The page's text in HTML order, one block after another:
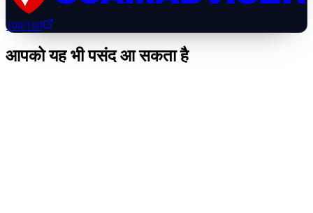
100/100
आपको यह भी पसंद आ सकता है